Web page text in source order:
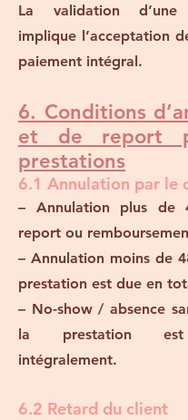
La validation d’une
implique l’acceptation
paiement intégral.
6. Conditions
et de report
prestations
6.1 Annulation par le
– Annulation plus de
report ou
– Annulation moins de
prestation est due en
– No-show / absence
la prestation est
intégralement.
6.2 Retard du client